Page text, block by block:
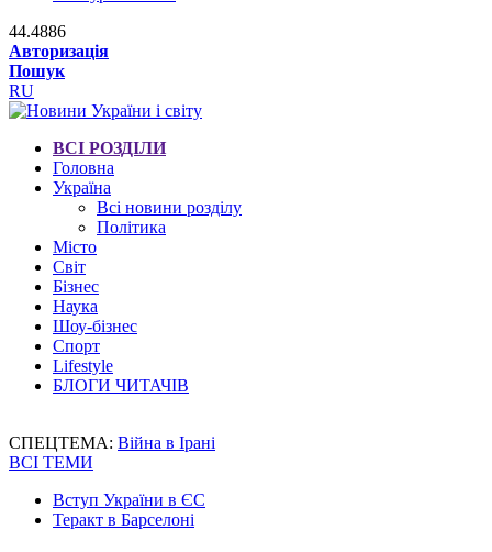
44.4886
Авторизація
Пошук
RU
ВСІ РОЗДІЛИ
Головна
Україна
Всі новини розділу
Політика
Місто
Світ
Бізнес
Наука
Шоу-бізнес
Спорт
Lifestyle
БЛОГИ ЧИТАЧІВ
СПЕЦТЕМА: Війна в Ірані
ВСІ ТЕМИ
Вступ України в ЄС
Теракт в Барселоні